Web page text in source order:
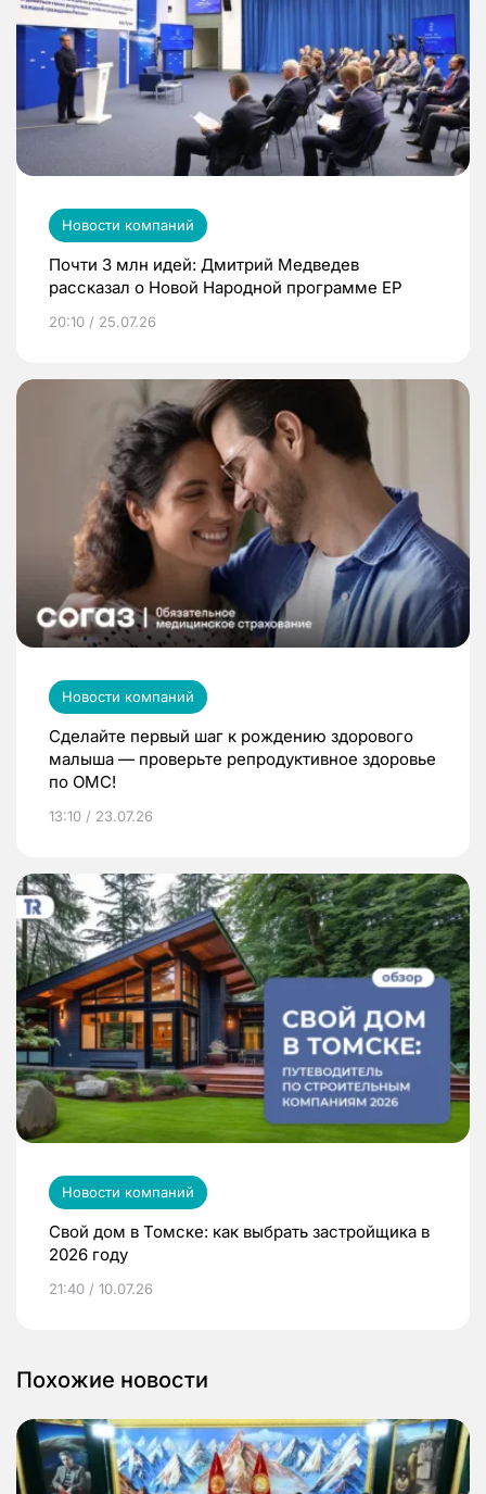
Новости компаний
Почти 3 млн идей: Дмитрий Медведев
рассказал о Новой Народной программе ЕР
20:10 / 25.07.26
Новости компаний
Сделайте первый шаг к рождению здорового
малыша — проверьте репродуктивное здоровье
по ОМС!
13:10 / 23.07.26
Новости компаний
Свой дом в Томске: как выбрать застройщика в
2026 году
21:40 / 10.07.26
Похожие новости